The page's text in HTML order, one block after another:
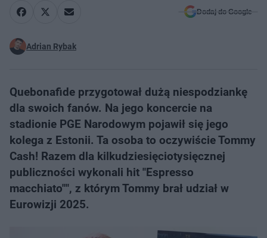
Dodaj do Google
Adrian Rybak
Quebonafide przygotował dużą niespodziankę
dla swoich fanów. Na jego koncercie na
stadionie PGE Narodowym pojawił się jego
kolega z Estonii. Ta osoba to oczywiście Tommy
Cash! Razem dla kilkudziesięciotysięcznej
publiczności wykonali hit "Espresso
macchiato"", z którym Tommy brał udział w
Eurowizji 2025.